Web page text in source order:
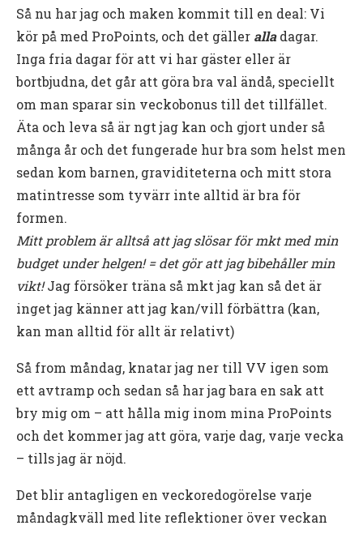
Så nu har jag och maken kommit till en deal: Vi
kör på med ProPoints, och det gäller alladagar.
Inga fria dagar för att vi har gäster eller är
bortbjudna, det går att göra bra val ändå, speciellt
om man sparar sin veckobonus till det tillfället.
Äta och leva så är ngt jag kan och gjort under så
många år och det fungerade hur bra som helst men
sedan kom barnen, graviditeterna och mitt stora
matintresse som tyvärr inte alltid är bra för
formen.
Mitt problem är alltså att jag slösar för mkt med min
budget under helgen! = det gör att jag bibehåller min
vikt!Jag försöker träna så mkt jag kan så det är
inget jag känner att jag kan/vill förbättra (kan,
kan man alltid för allt är relativt)
Så from måndag, knatar jag ner till VV igen som
ett avtramp och sedan så har jag bara en sak att
bry mig om – att hålla mig inom mina ProPoints
och det kommer jag att göra, varje dag, varje vecka
– tills jag är nöjd.
Det blir antagligen en veckoredogörelse varje
måndagkväll med lite reflektioner över veckan